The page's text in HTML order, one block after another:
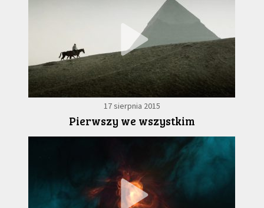
17 sierpnia 2015
Pierwszy we wszystkim